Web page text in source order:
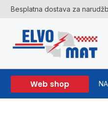
Skip
to
content
Besplatna dostava za
Web shop